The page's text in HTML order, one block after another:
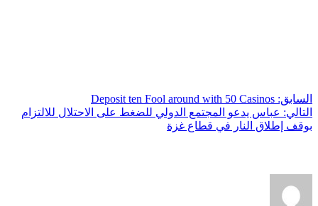
السابق:
التالي: عباس يدعو المجتمع الدولي للضغط على الاحتلال للالتزام
بوقف إطلاق النار في قطاع غزة